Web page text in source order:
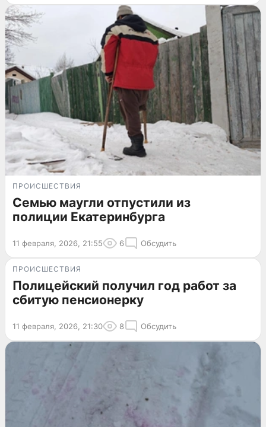
ПРОИСШЕСТВИЯ
Семью маугли отпустили из
полиции Екатеринбурга
11 февраля, 2026, 21:55 6 Обсудить
ПРОИСШЕСТВИЯ
Полицейский получил год работ за
сбитую пенсионерку
11 февраля, 2026, 21:30 8 Обсудить